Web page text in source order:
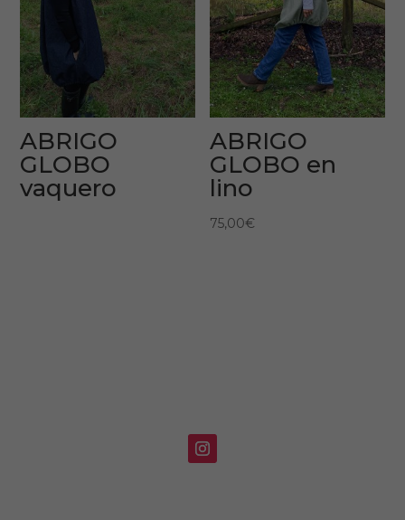
ABRIGO
GLOBO
vaquero
ABRIGO
GLOBO en
lino
75,00€